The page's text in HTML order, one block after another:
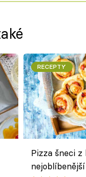
RECEPTY
Pizza šneci